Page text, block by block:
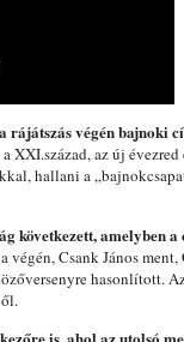
végén bajnoki
az új
hallani a
következett, amelyben
végén, Csank János
hasonlított.